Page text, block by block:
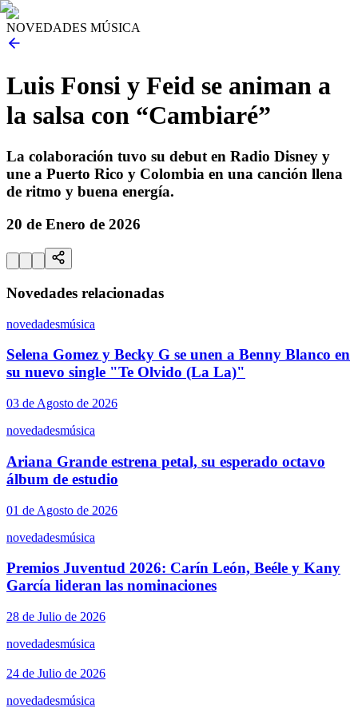
NOVEDADES MÚSICA
Luis Fonsi y Feid se animan a
la salsa con “Cambiaré”
La colaboración tuvo su debut en Radio Disney y
une a Puerto Rico y Colombia en una canción llena
de ritmo y buena energía.
20 de Enero de 2026
Novedades relacionadas
novedadesmúsica
Selena Gomez y Becky G se unen a Benny Blanco en
su nuevo single "Te Olvido (La La)"
03 de Agosto de 2026
novedadesmúsica
Ariana Grande estrena petal, su esperado octavo
álbum de estudio
01 de Agosto de 2026
novedadesmúsica
Premios Juventud 2026: Carín León, Beéle y Kany
García lideran las nominaciones
28 de Julio de 2026
novedadesmúsica
24 de Julio de 2026
novedadesmúsica